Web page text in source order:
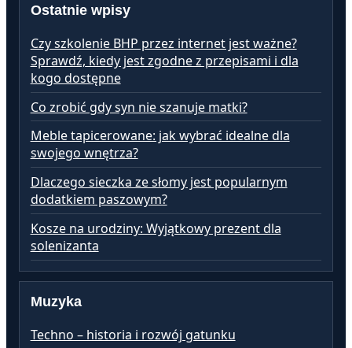
Ostatnie wpisy
Czy szkolenie BHP przez internet jest ważne?
Sprawdź, kiedy jest zgodne z przepisami i dla
kogo dostępne
Co zrobić gdy syn nie szanuje matki?
Meble tapicerowane: jak wybrać idealne dla
swojego wnętrza?
Dlaczego sieczka ze słomy jest popularnym
dodatkiem paszowym?
Kosze na urodziny: Wyjątkowy prezent dla
solenizanta
Muzyka
Techno – historia i rozwój gatunku